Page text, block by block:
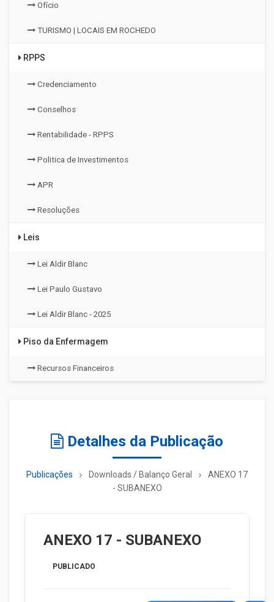
Ofício
TURISMO | LOCAIS EM ROCHEDO
RPPS
Credenciamento
Conselhos
Rentabilidade - RPPS
Politica de Investimentos
APR
Resoluções
Leis
Lei Aldir Blanc
Lei Paulo Gustavo
Lei Aldir Blanc - 2025
Piso da Enfermagem
Recursos Financeiros
Detalhes da Publicação
Publicações Downloads / Balanço Geral
ANEXO 17
- SUBANEXO
ANEXO 17 - SUBANEXO
PUBLICADO